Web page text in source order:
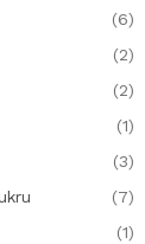
(6)
(2)
(2)
(1)
(3)
(7)
(1)